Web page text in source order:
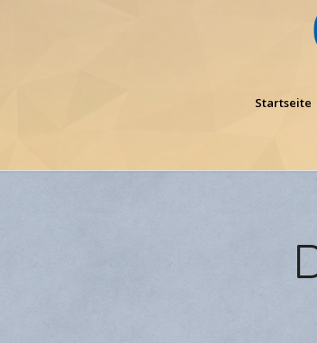
Startseite